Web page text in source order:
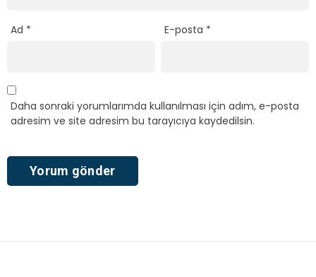
Ad * E-posta *
Daha sonraki yorumlarımda kullanılması için adım, e-posta
adresim ve site adresim bu tarayıcıya kaydedilsin.